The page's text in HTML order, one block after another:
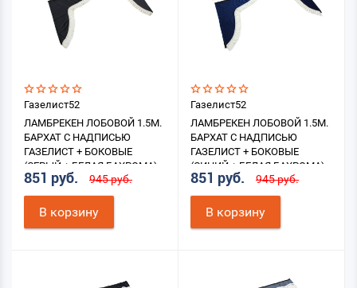
Газелист52
ЛАМБРЕКЕН ЛОБОВОЙ 1.5М.
БАРХАТ С НАДПИСЬЮ
ГАЗЕЛИСТ + БОКОВЫЕ
(СЕРЫЙ + БЕЛАЯ БАХРОМА)
851 руб. 945 руб.
В корзину
Газелист52
ЛАМБРЕКЕН ЛОБОВОЙ 1.5М.
БАРХАТ С НАДПИСЬЮ
ГАЗЕЛИСТ + БОКОВЫЕ
(СИНИЙ + БЕЛАЯ БАХРОМА)
851 руб. 945 руб.
В корзину